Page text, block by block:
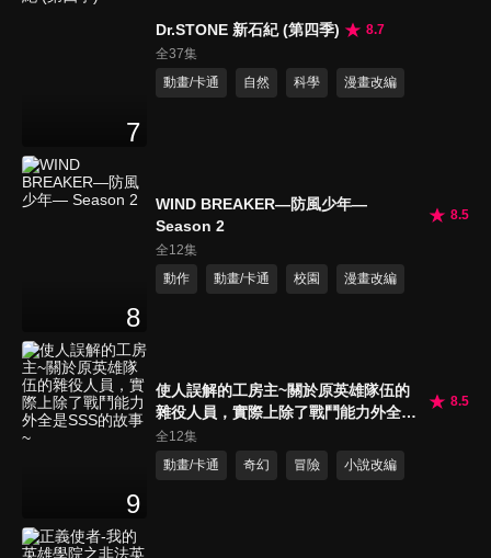
7
Dr.STONE 新石紀 (第四季)
8.7
全37集
動畫/卡通
自然 科學 漫畫改編
8
WIND BREAKER—防風少年—
Season 2
8.5
全12集
動作
動畫/卡通 校園 漫畫改編
9
使人誤解的工房主~關於原英雄隊伍的
雜役人員，實際上除了戰鬥能力外全是
SSS的故事~
8.5
全12集
動畫/卡通
奇幻 冒險 小說改編